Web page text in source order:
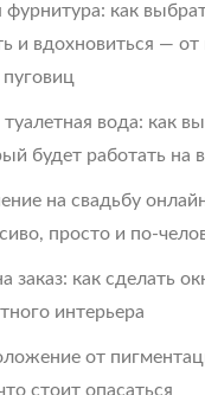
как
и вдохновиться —
вода: как
будет работать на
на свадьбу
просто и по-
заказ: как сделать
интерьера
от
стоит опасаться